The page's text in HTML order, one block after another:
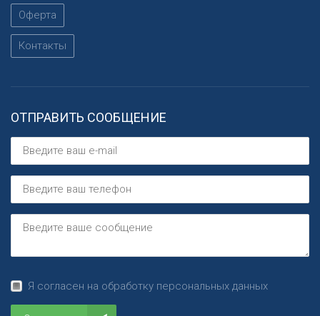
Оферта
Контакты
ОТПРАВИТЬ СООБЩЕНИЕ
Я согласен на обработку персональных данных